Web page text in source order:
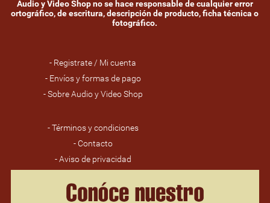
Audio y Video Shop no se hace responsable de cualquier error
ortográfico, de escritura, descripción de producto, ficha técnica o
fotográfico.
- Registrate / Mi cuenta
- Envíos y formas de pago
- Sobre Audio y Video Shop
- Términos y condiciones
- Contacto
- Aviso de privacidad